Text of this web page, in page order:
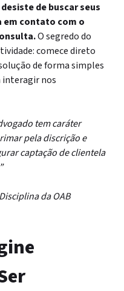
de buscar seus
em contato com o
O segredo do
comece direto
de forma simples
interagir nos
tem caráter
pela discrição e
captação de clientela
da OAB